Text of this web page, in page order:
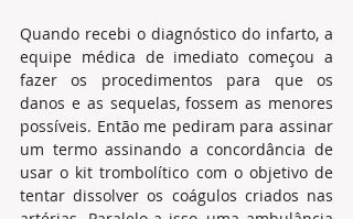
Quando recebi o diagnóstico do infarto, a
equipe médica de imediato começou a
fazer os procedimentos para que os
danos e as sequelas, fossem as menores
possíveis. Então me pediram para assinar
um termo assinando a concordância de
usar o kit trombolítico com o objetivo de
tentar dissolver os coágulos criados nas